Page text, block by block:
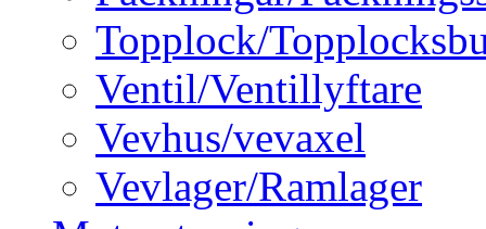
Topplock/
Ventil/Ventillyftare
Vevhus/vevaxel
Vevlager/Ramlager